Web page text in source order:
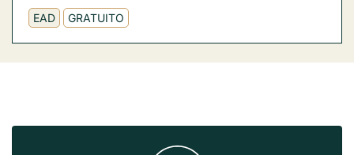
EAD GRATUITO